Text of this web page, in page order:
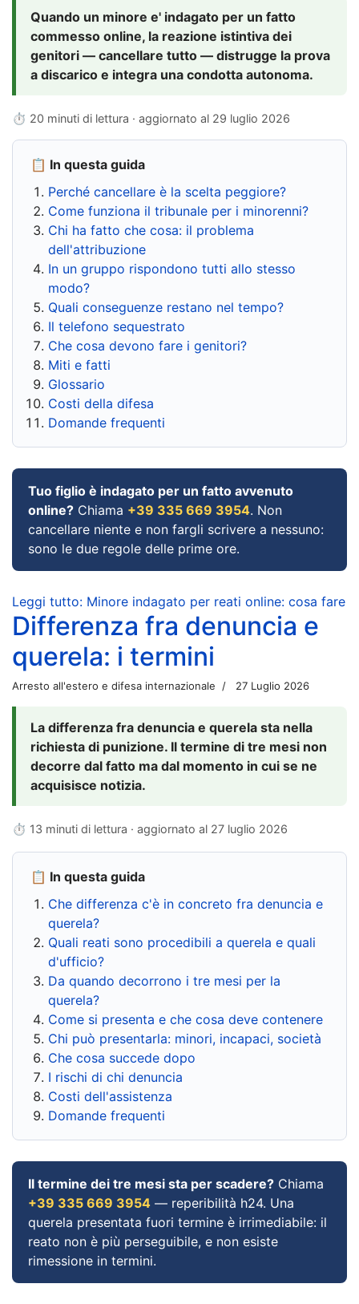
Quando un minore e' indagato per un fatto
commesso online, la reazione istintiva dei
genitori — cancellare tutto — distrugge la prova
a discarico e integra una condotta autonoma.
⏱ 20 minuti di lettura · aggiornato al 29 luglio 2026
📋 In questa guida
Perché cancellare è la scelta peggiore?
Come funziona il tribunale per i minorenni?
Chi ha fatto che cosa: il problema
dell'attribuzione
In un gruppo rispondono tutti allo stesso
modo?
Quali conseguenze restano nel tempo?
Il telefono sequestrato
Che cosa devono fare i genitori?
Miti e fatti
Glossario
Costi della difesa
Domande frequenti
Tuo figlio è indagato per un fatto avvenuto
online? Chiama +39 335 669 3954. Non
cancellare niente e non fargli scrivere a nessuno:
sono le due regole delle prime ore.
Leggi tutto: Minore indagato per reati online: cosa fare
Differenza fra denuncia e
querela: i termini
Arresto all'estero e difesa internazionale 27 Luglio 2026
La differenza fra denuncia e querela sta nella
richiesta di punizione. Il termine di tre mesi non
decorre dal fatto ma dal momento in cui se ne
acquisisce notizia.
⏱ 13 minuti di lettura · aggiornato al 27 luglio 2026
📋 In questa guida
Che differenza c'è in concreto fra denuncia e
querela?
Quali reati sono procedibili a querela e quali
d'ufficio?
Da quando decorrono i tre mesi per la
querela?
Come si presenta e che cosa deve contenere
Chi può presentarla: minori, incapaci, società
Che cosa succede dopo
I rischi di chi denuncia
Costi dell'assistenza
Domande frequenti
Il termine dei tre mesi sta per scadere? Chiama
+39 335 669 3954 — reperibilità h24. Una
querela presentata fuori termine è irrimediabile: il
reato non è più perseguibile, e non esiste
rimessione in termini.